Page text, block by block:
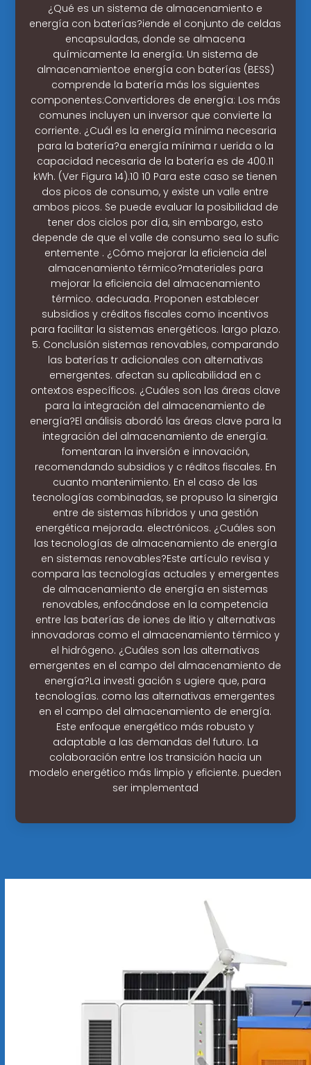
¿Qué es un sistema de almacenamiento e
energía con baterías?iende el conjunto de celdas
encapsuladas, donde se almacena
químicamente la energía. Un sistema de
almacenamientoe energía con baterías (BESS)
comprende la batería más los siguientes
componentes:Convertidores de energía: Los más
comunes incluyen un inversor que convierte la
corriente. ¿Cuál es la energía mínima necesaria
para la batería?a energía mínima r uerida o la
capacidad necesaria de la batería es de 400.11
kWh. (Ver Figura 14).10 10 Para este caso se tienen
dos picos de consumo, y existe un valle entre
ambos picos. Se puede evaluar la posibilidad de
tener dos ciclos por día, sin embargo, esto
depende de que el valle de consumo sea lo sufic
entemente . ¿Cómo mejorar la eficiencia del
almacenamiento térmico?materiales para
mejorar la eficiencia del almacenamiento
térmico. adecuada. Proponen establecer
subsidios y créditos fiscales como incentivos
para facilitar la sistemas energéticos. largo plazo.
5. Conclusión sistemas renovables, comparando
las baterías tr adicionales con alternativas
emergentes. afectan su aplicabilidad en c
ontextos específicos. ¿Cuáles son las áreas clave
para la integración del almacenamiento de
energía?El análisis abordó las áreas clave para la
integración del almacenamiento de energía.
fomentaran la inversión e innovación,
recomendando subsidios y c réditos fiscales. En
cuanto mantenimiento. En el caso de las
tecnologías combinadas, se propuso la sinergia
entre de sistemas híbridos y una gestión
energética mejorada. electrónicos. ¿Cuáles son
las tecnologías de almacenamiento de energía
en sistemas renovables?Este artículo revisa y
compara las tecnologías actuales y emergentes
de almacenamiento de energía en sistemas
renovables, enfocándose en la competencia
entre las baterías de iones de litio y alternativas
innovadoras como el almacenamiento térmico y
el hidrógeno. ¿Cuáles son las alternativas
emergentes en el campo del almacenamiento de
energía?La investi gación s ugiere que, para
tecnologías. como las alternativas emergentes
en el campo del almacenamiento de energía.
Este enfoque energético más robusto y
adaptable a las demandas del futuro. La
colaboración entre los transición hacia un
modelo energético más limpio y eficiente. pueden
ser implementad